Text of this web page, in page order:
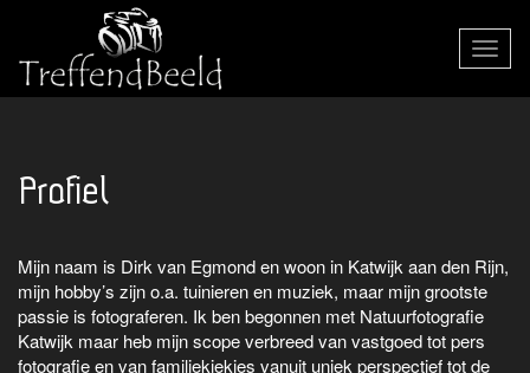
Toggle
Profiel
Mijn naam is Dirk van Egmond en woon in Katwijk aan den Rijn,
mijn hobby’s zijn o.a. tuinieren en muziek, maar mijn grootste
passie is fotograferen. Ik ben begonnen met Natuurfotografie
Katwijk maar heb mijn scope verbreed van vastgoed tot pers
fotografie en van familiekiekjes vanuit uniek perspectief tot de